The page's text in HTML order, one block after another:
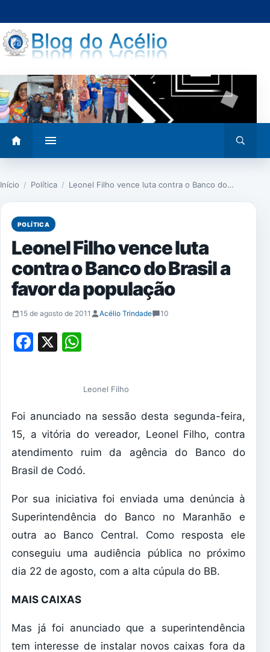
para
o
conteúdo
menu
busca
Início / Política / Leonel Filho vence luta contra o Banco do…
POLÍTICA
Leonel Filho vence luta
contra o Banco do Brasil a
favor da população
15 de agosto de 2011 Acélio Trindade 10
Facebook
X
Leonel Filho
Foi anunciado na sessão desta segunda-feira,
15, a vitória do vereador, Leonel Filho, contra
atendimento ruim da agência do Banco do
Brasil de Codó.
Por sua iniciativa foi enviada uma denúncia à
Superintendência do Banco no Maranhão e
outra ao Banco Central. Como resposta ele
conseguiu uma audiência pública no próximo
dia 22 de agosto, com a alta cúpula do BB.
MAIS CAIXAS
Mas já foi anunciado que a superintendência
tem interesse de instalar novos caixas fora da